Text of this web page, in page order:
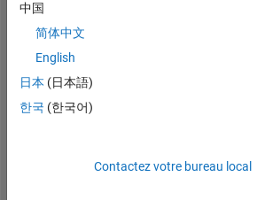
CONTRIBUTIONS
CHRONOLOGIE
中国
简体中文
English
日本 (日本語)
한국 (한국어)
Contactez votre bureau local